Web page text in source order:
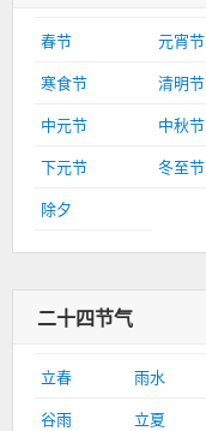
春节 元宵节
寒食节
清明节
中元节
中秋节
下元节
冬至节
除夕
二十四节气
立春 雨水
谷雨
立夏